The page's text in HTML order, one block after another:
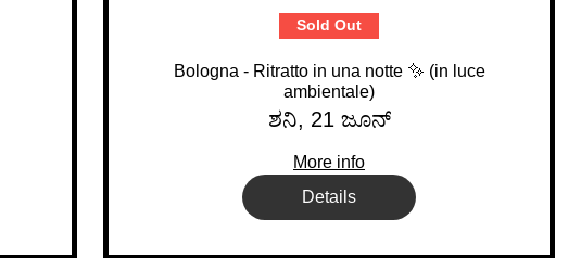
Sold Out
Bologna - Ritratto in una notte ✨ (in luce
ambientale)
ಶನಿ, 21 ಜೂನ್
More info
Details